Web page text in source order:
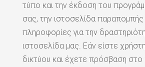
τύπο και την έκδοση του
σας, την ιστοσελίδα
πληροφορίες για την
ιστοσελίδα μας. Εάν είστε
δικτύου και έχετε πρόσβαση